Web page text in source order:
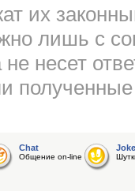
их
лишь с
несет
Chat
Общение on-line
Joke